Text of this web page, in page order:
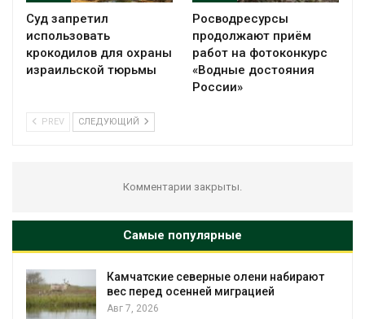
Суд запретил
использовать
крокодилов для охраны
израильской тюрьмы
Росводресурсы
продолжают приём
работ на фотоконкурс
«Водные достояния
России»
PREV СЛЕДУЮЩИЙ
Комментарии закрыты.
Самые популярные
Камчатские северные олени набирают
вес перед осенней миграцией
Авг 7, 2026